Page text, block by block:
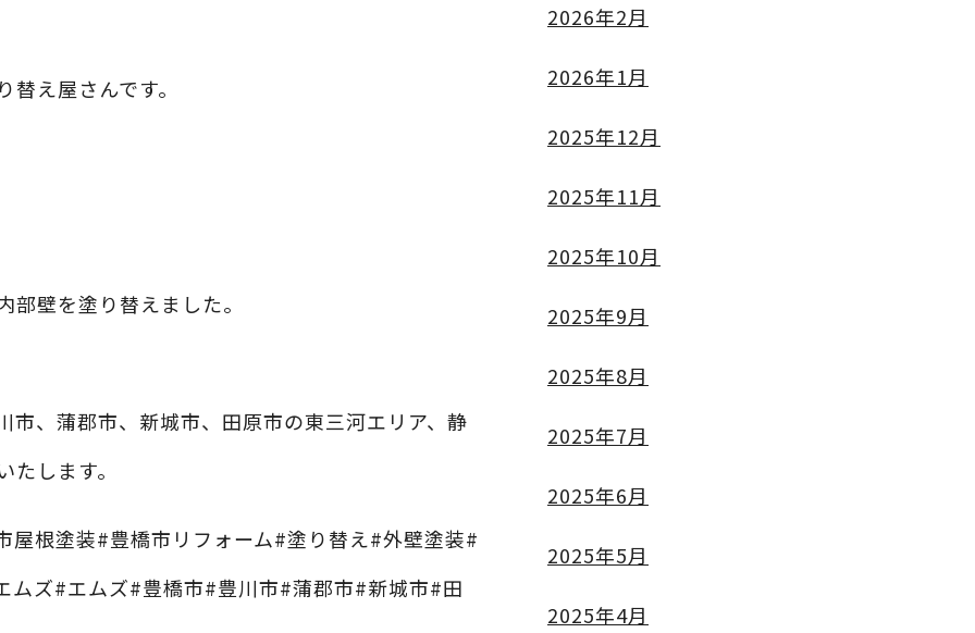
え屋さんです。
壁を塗り替えました。
、蒲郡市、新城市、田原市の東三河エリア、静
します。
根塗装#豊橋市リフォーム#塗り替え#外壁塗装#
ムズ#エムズ#豊橋市#豊川市#蒲郡市#新城市#田
2026年2月
2026年1月
2025年12月
2025年11月
2025年10月
2025年9月
2025年8月
2025年7月
2025年6月
2025年5月
2025年4月